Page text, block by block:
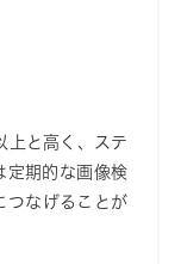
上と高く、ステ
定期的な画像検
つなげることが